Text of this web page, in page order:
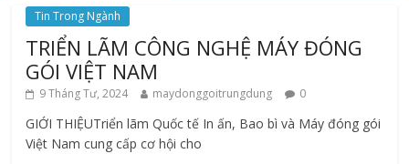
Tin Trong Ngành
TRIỂN LÃM CÔNG NGHỆ MÁY ĐÓNG
GÓI VIỆT NAM
9 Tháng Tư, 2024 maydonggoitrungdung 0
GIỚI THIỆUTriển lãm Quốc tế In ấn, Bao bì và Máy đóng gói
Việt Nam cung cấp cơ hội cho